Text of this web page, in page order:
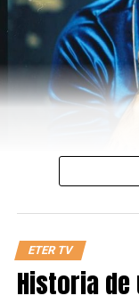
ETER TV
Historia de